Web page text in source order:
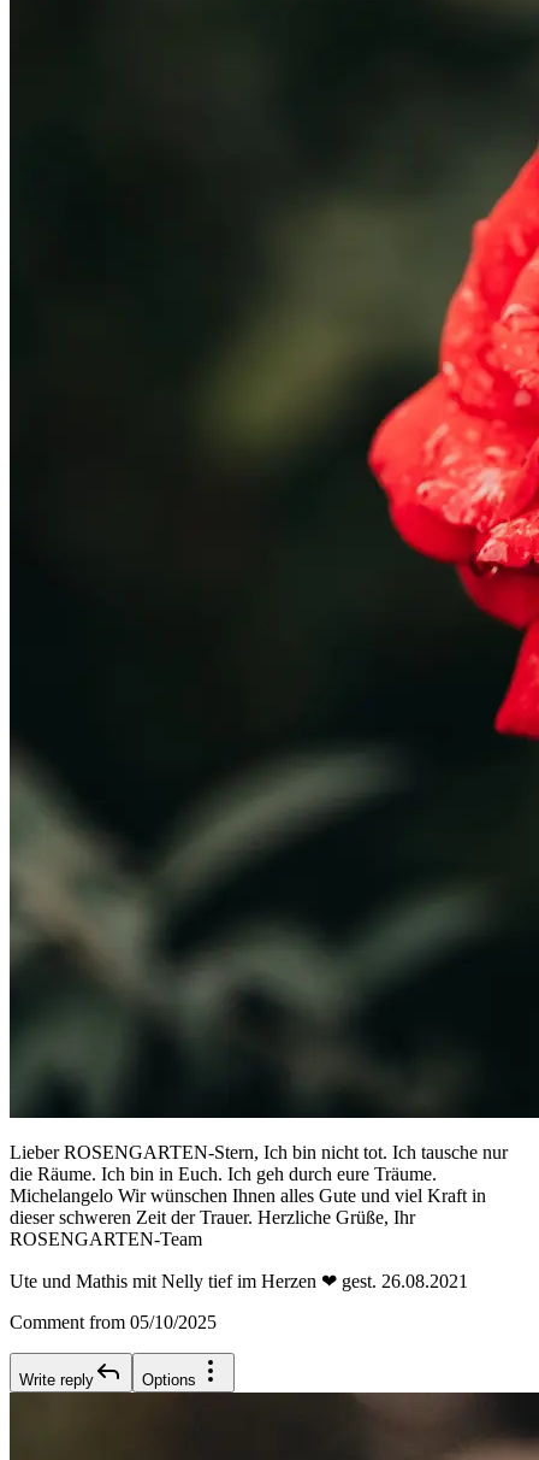
Lieber ROSENGARTEN-Stern, Ich bin nicht tot. Ich tausche nur
die Räume. Ich bin in Euch. Ich geh durch eure Träume.
Michelangelo Wir wünschen Ihnen alles Gute und viel Kraft in
dieser schweren Zeit der Trauer. Herzliche Grüße, Ihr
ROSENGARTEN-Team
Ute und Mathis mit Nelly tief im Herzen ❤ gest. 26.08.2021
Comment from 05/10/2025
Write reply Options